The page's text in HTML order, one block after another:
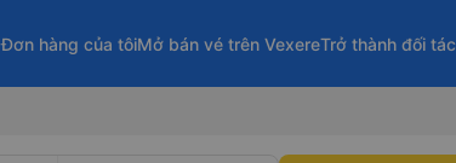
Đơn hàng của tôiMở bán vé trên VexereTrở thành đối tác